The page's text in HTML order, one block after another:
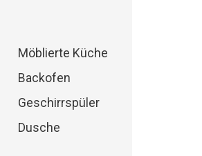
Möblierte Küche
Backofen
Geschirrspüler
Dusche